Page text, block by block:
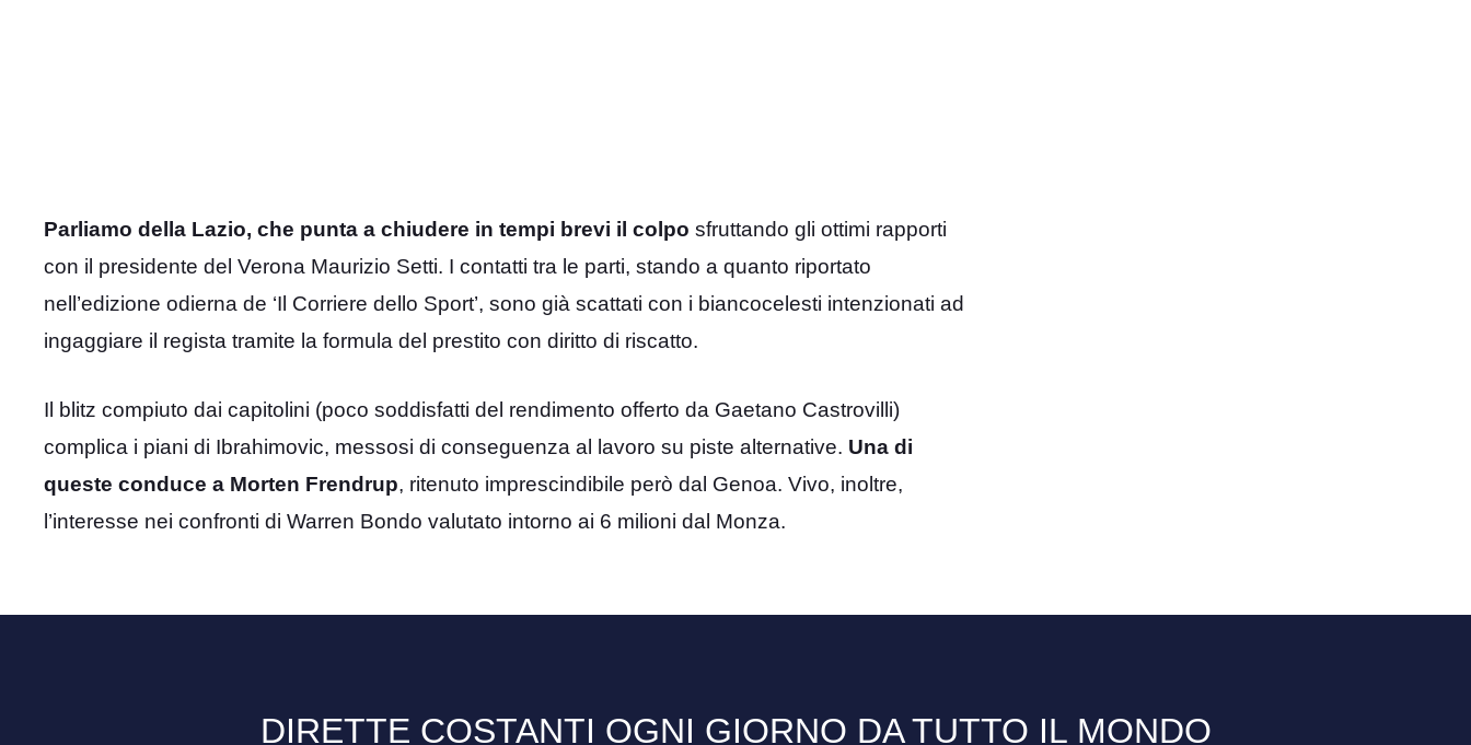
Parliamo della Lazio, che punta a chiudere in tempi brevi il colpo sfruttando gli ottimi rapporti
con il presidente del Verona Maurizio Setti. I contatti tra le parti, stando a quanto riportato
nell’edizione odierna de ‘Il Corriere dello Sport’, sono già scattati con i biancocelesti intenzionati ad
ingaggiare il regista tramite la formula del prestito con diritto di riscatto.
Il blitz compiuto dai capitolini (poco soddisfatti del rendimento offerto da Gaetano Castrovilli)
complica i piani di Ibrahimovic, messosi di conseguenza al lavoro su piste alternative. Una di
queste conduce a Morten Frendrup, ritenuto imprescindibile però dal Genoa. Vivo, inoltre,
l’interesse nei confronti di Warren Bondo valutato intorno ai 6 milioni dal Monza.
DIRETTE COSTANTI OGNI GIORNO DA TUTTO IL MONDO